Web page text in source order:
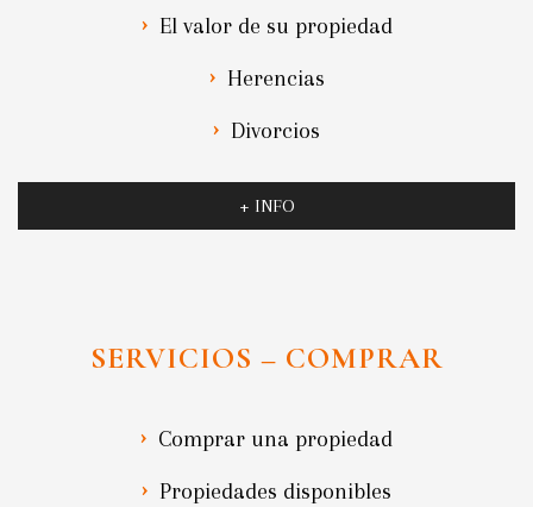
El valor de su propiedad
Herencias
Divorcios
+ INFO
SERVICIOS – COMPRAR
Comprar una propiedad
Propiedades disponibles